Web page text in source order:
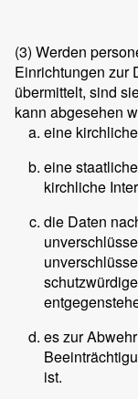
(3) Werden
Einrichtungen zur
übermittelt, sind
kann abgesehen
eine
eine
kirchliche
die Daten
es zur
ist.